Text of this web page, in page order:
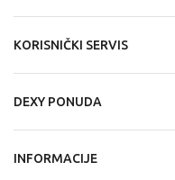
KORISNIČKI SERVIS
DEXY PONUDA
INFORMACIJE